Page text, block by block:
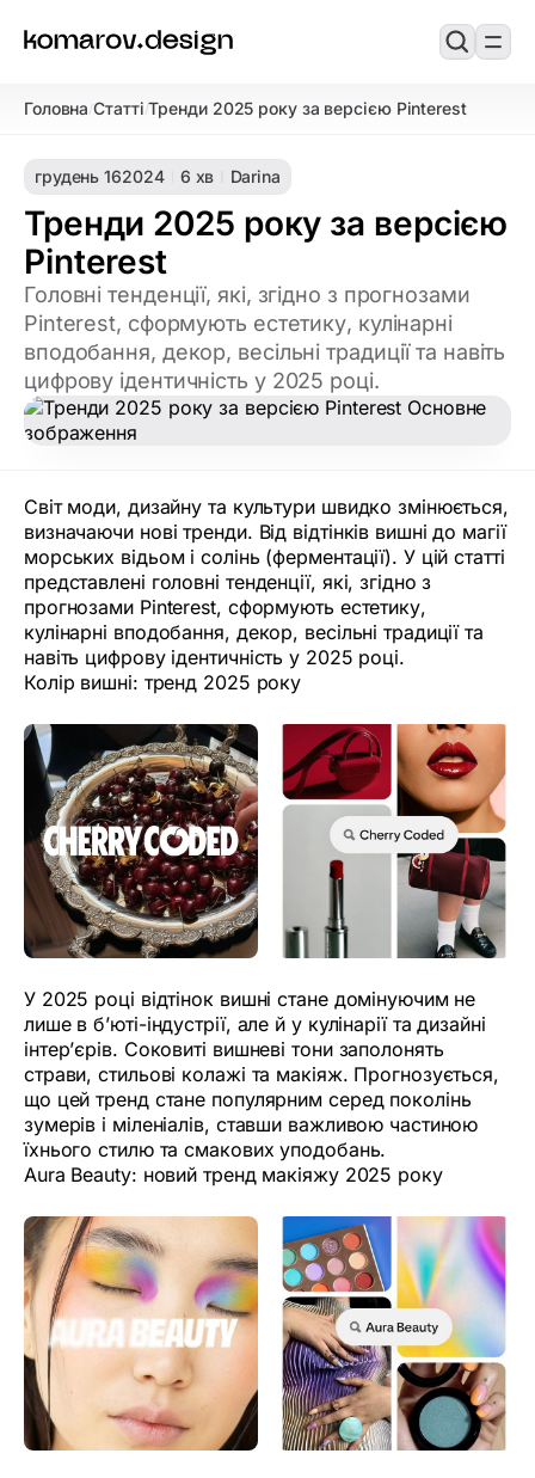
Головна/Статті/Тренди 2025 року за версією Pinterest
грудень 162024 6 хв Darina
Тренди 2025 року за версією
Pinterest
Головні тенденції, які, згідно з прогнозами
Pinterest, сформують естетику, кулінарні
вподобання, декор, весільні традиції та навіть
цифрову ідентичність у 2025 році.
Світ моди, дизайну та культури швидко змінюється,
визначаючи нові тренди. Від відтінків вишні до магії
морських відьом і солінь (ферментації). У цій статті
представлені головні тенденції, які, згідно з
прогнозами Pinterest, сформують естетику,
кулінарні вподобання, декор, весільні традиції та
навіть цифрову ідентичність у 2025 році.
Колір вишні: тренд 2025 року
У 2025 році відтінок вишні стане домінуючим не
лише в б’юті-індустрії, але й у кулінарії та дизайні
інтер’єрів. Соковиті вишневі тони заполонять
страви, стильові колажі та макіяж. Прогнозується,
що цей тренд стане популярним серед поколінь
зумерів і міленіалів, ставши важливою частиною
їхнього стилю та смакових уподобань.
Aura Beauty: новий тренд макіяжу 2025 року